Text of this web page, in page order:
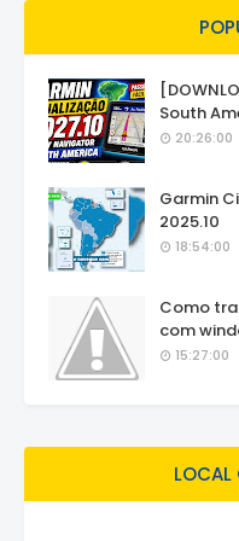
South
20:26:00
Garmin
2025.10
18:54:00
Como
com
15:27:00
LOCAL